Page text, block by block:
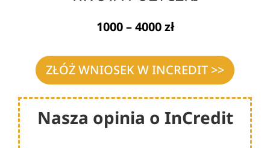
1000 – 4000 zł
ZŁÓŻ WNIOSEK W INCREDIT >>
Nasza opinia o InCredit